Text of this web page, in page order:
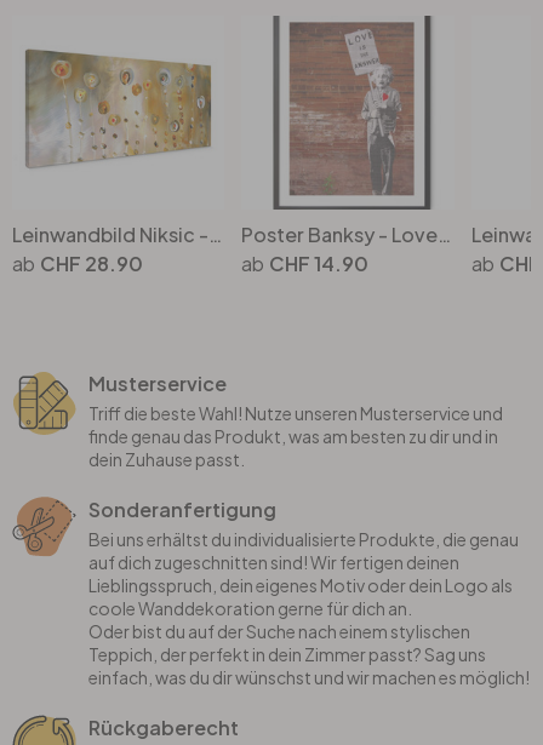
Leinwandbild Niksic - Golden Eye - Panorama
CHF 28.90
Poster Banksy - Love is the answer
CHF 14.90
Musterservice
Triff die beste Wahl! Nutze unseren Musterservice und
finde genau das Produkt, was am besten zu dir und in
dein Zuhause passt.
Sonderanfertigung
Bei uns erhältst du individualisierte Produkte, die genau
auf dich zugeschnitten sind! Wir fertigen deinen
Lieblingsspruch, dein eigenes Motiv oder dein Logo als
coole Wanddekoration gerne für dich an.
Oder bist du auf der Suche nach einem stylischen
Teppich, der perfekt in dein Zimmer passt? Sag uns
einfach, was du dir wünschst und wir machen es möglich!
Rückgaberecht